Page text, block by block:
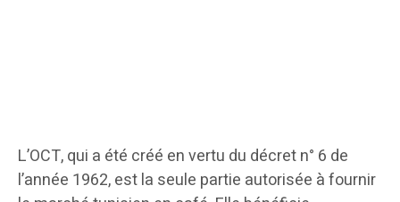
L’OCT, qui a été créé en vertu du décret n° 6 de
l’année 1962, est la seule partie autorisée à fournir